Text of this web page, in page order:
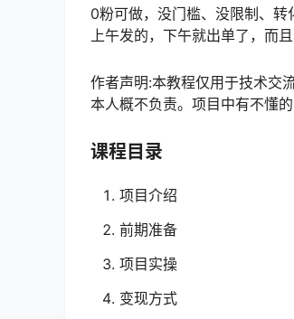
0粉可做，没门槛、没限制、转
上午发的，下午就出单了，而
作者声明:本教程仅用于技术交
本人概不负责。项目中有不懂
课程目录
项目介绍
前期准备
项目实操
变现方式